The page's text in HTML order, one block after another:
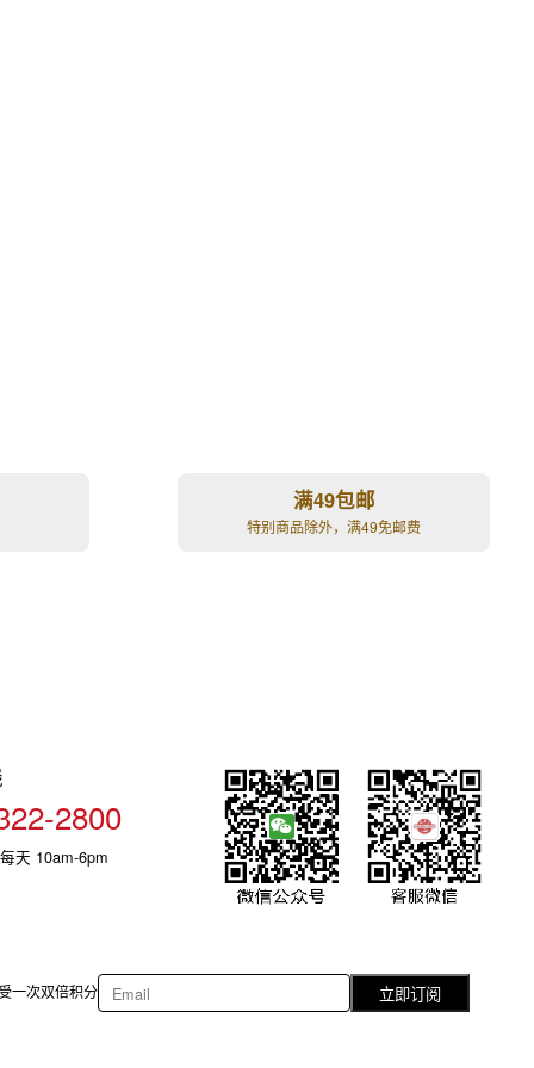
满49包邮
特别商品除外，满49免邮费
2800
每天 10am-6pm
一次双倍积分 立即订阅